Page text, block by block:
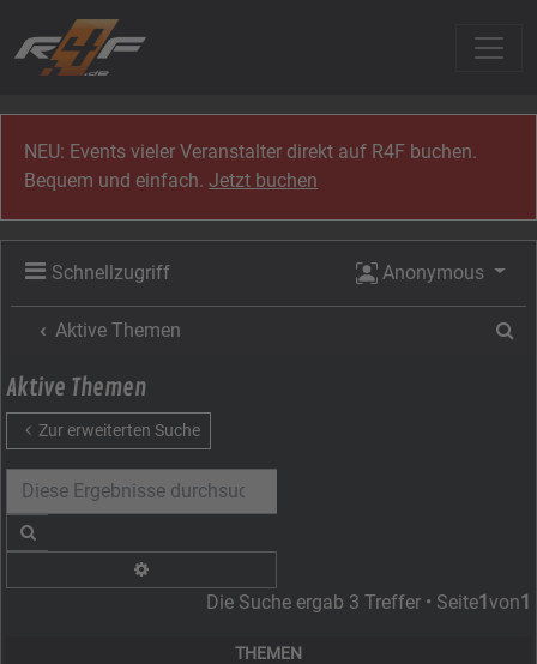
NEU: Events vieler Veranstalter direkt auf R4F buchen.
Bequem und einfach.Jetzt buchen
Schnellzugriff Anonymous
Aktive Themen
Aktive Themen
Zur erweiterten Suche
Die Suche ergab 3 Treffer • Seite1von1
THEMEN